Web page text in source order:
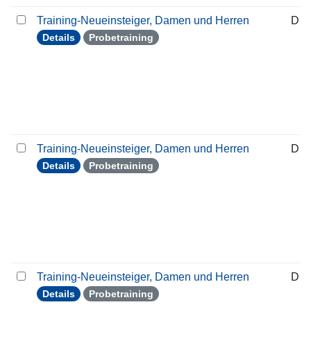
Training-Neueinsteiger, Damen und Herren
Details Probetraining
Training-Neueinsteiger, Damen und Herren
Details Probetraining
Training-Neueinsteiger, Damen und Herren
Details Probetraining